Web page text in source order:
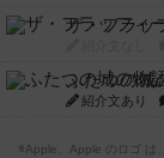
ザ・フラッ
ふたつの城
紹介文あり
※Apple、Apple のロゴ は